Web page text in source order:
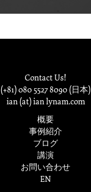
Contact Us!
(+81) 080 5527 8090 (日本)
ian (at) ian lynam.com
概要
事例紹介
ブログ
講演
お問い合わせ
EN